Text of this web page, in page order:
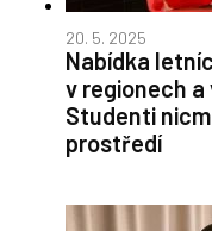
20. 5. 2025
Nabídka
v regionech
Studenti
prostředí